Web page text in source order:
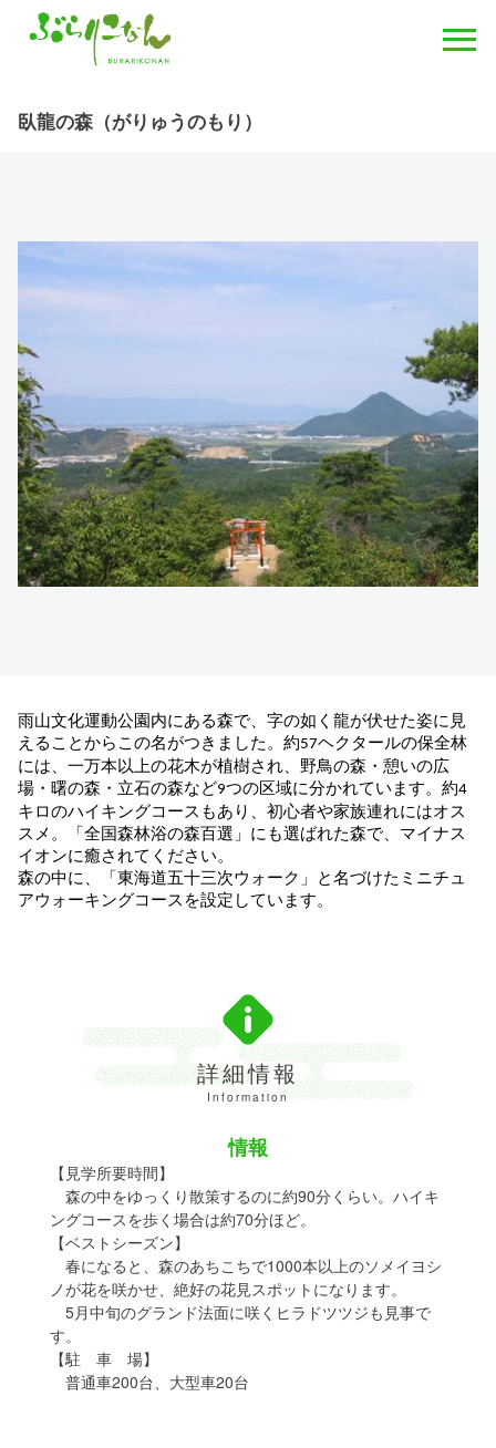
臥龍の森（がりゅうのもり）
雨山文化運動公園内にある森で、字の如く龍が伏せた姿に見
えることからこの名がつきました。約57ヘクタールの保全林
には、一万本以上の花木が植樹され、野鳥の森・憩いの広
場・曙の森・立石の森など9つの区域に分かれています。約4
キロのハイキングコースもあり、初心者や家族連れにはオス
スメ。「全国森林浴の森百選」にも選ばれた森で、マイナス
イオンに癒されてください。
森の中に、「東海道五十三次ウォーク」と名づけたミニチュ
アウォーキングコースを設定しています。
詳細情報
Information
情報
【見学所要時間】
森の中をゆっくり散策するのに約90分くらい。ハイキ
ングコースを歩く場合は約70分ほど。
【ベストシーズン】
春になると、森のあちこちで1000本以上のソメイヨシ
ノが花を咲かせ、絶好の花見スポットになります。
5月中旬のグランド法面に咲くヒラドツツジも見事で
す。
【駐 車 場】
普通車200台、大型車20台